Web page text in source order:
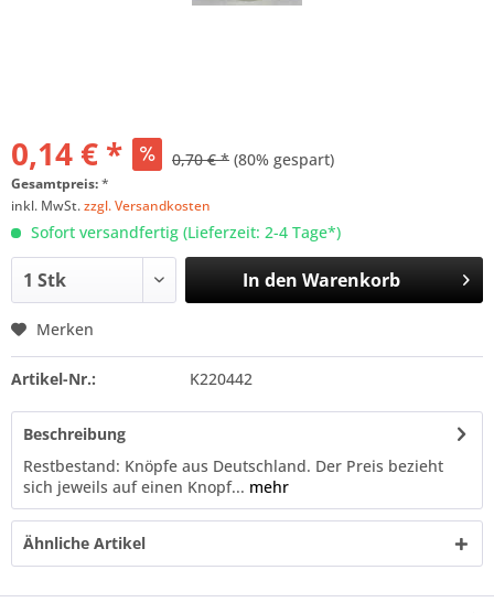
0,14 € * 0,70 € * (80% gespart)
Gesamtpreis:*
inkl. MwSt.zzgl. Versandkosten
Sofort versandfertig (Lieferzeit: 2-4 Tage*)
In den Warenkorb
Merken
Artikel-Nr.: K220442
Beschreibung
Restbestand: Knöpfe aus Deutschland. Der Preis bezieht
sich jeweils auf einen Knopf... mehr
Ähnliche Artikel